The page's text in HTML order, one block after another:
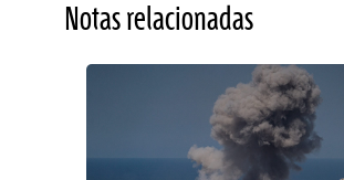
Notas relacionadas